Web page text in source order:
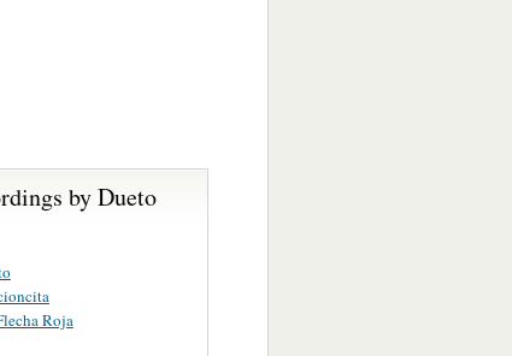
by Dueto
Roja